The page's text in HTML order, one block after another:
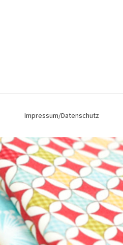
Impressum/Datenschutz